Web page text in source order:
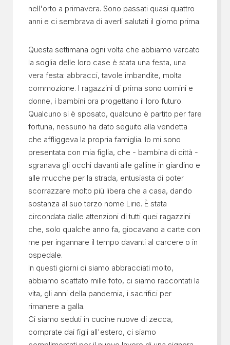
nell'orto a primavera. Sono passati quasi quattro
anni e ci sembrava di averli salutati il giorno prima.
Questa settimana ogni volta che abbiamo varcato
la soglia delle loro case è stata una festa, una
vera festa: abbracci, tavole imbandite, molta
commozione. I ragazzini di prima sono uomini e
donne, i bambini ora progettano il loro futuro.
Qualcuno si è sposato, qualcuno è partito per fare
fortuna, nessuno ha dato seguito alla vendetta
che affliggeva la propria famiglia. Io mi sono
presentata con mia figlia, che - bambina di città -
sgranava gli occhi davanti alle galline in giardino e
alle mucche per la strada, entusiasta di poter
scorrazzare molto più libera che a casa, dando
sostanza al suo terzo nome Lirië. È stata
circondata dalle attenzioni di tutti quei ragazzini
che, solo qualche anno fa, giocavano a carte con
me per ingannare il tempo davanti al carcere o in
ospedale.
In questi giorni ci siamo abbracciati molto,
abbiamo scattato mille foto, ci siamo raccontati la
vita, gli anni della pandemia, i sacrifici per
rimanere a galla.
Ci siamo seduti in cucine nuove di zecca,
comprate dai figli all'estero, ci siamo